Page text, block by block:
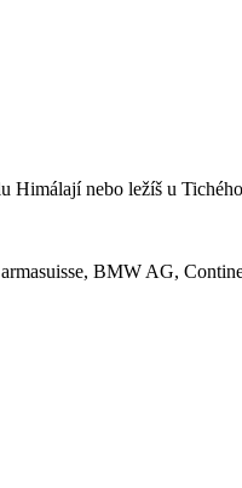
Himálají nebo ležíš u
BMW AG,